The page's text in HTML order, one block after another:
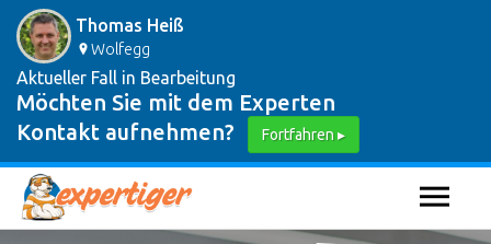
Thomas Heiß
Wolfegg
Aktueller Fall in Bearbeitung
Möchten Sie mit dem Experten
Kontakt aufnehmen?
Fortfahren ▸